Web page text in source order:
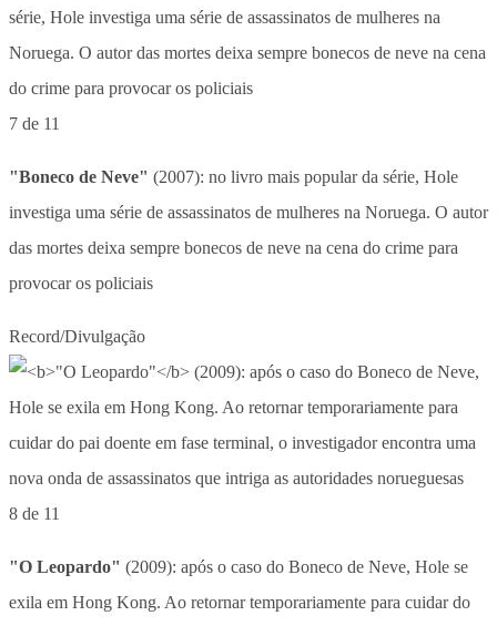
7 de 11
"Boneco de Neve" (2007): no livro mais popular da série, Hole
investiga uma série de assassinatos de mulheres na Noruega. O autor
das mortes deixa sempre bonecos de neve na cena do crime para
provocar os policiais
Record/Divulgação
8 de 11
"O Leopardo" (2009): após o caso do Boneco de Neve, Hole se
exila em Hong Kong. Ao retornar temporariamente para cuidar do